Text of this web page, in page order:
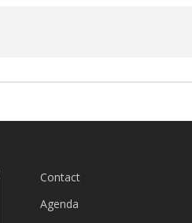
Contact
Agenda